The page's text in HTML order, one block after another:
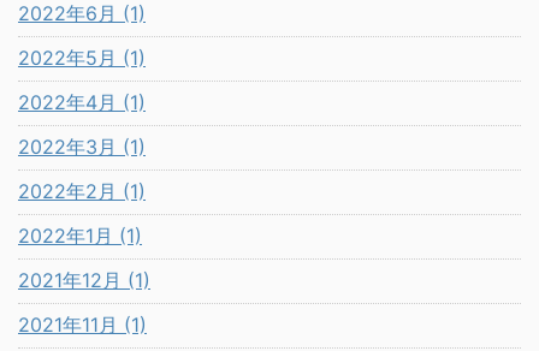
2022年6月 (1)
2022年5月 (1)
2022年4月 (1)
2022年3月 (1)
2022年2月 (1)
2022年1月 (1)
2021年12月 (1)
2021年11月 (1)